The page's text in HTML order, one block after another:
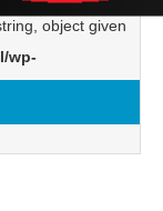
object given
wp-